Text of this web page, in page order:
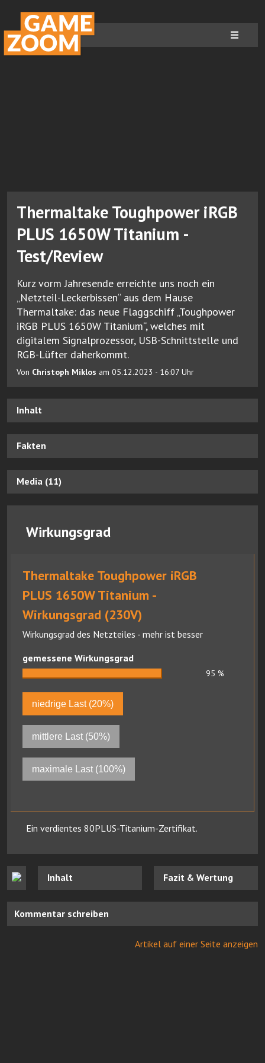
Thermaltake Toughpower iRGB
PLUS 1650W Titanium -
Test/Review
Kurz vorm Jahresende erreichte uns noch ein
„Netzteil-Leckerbissen“ aus dem Hause
Thermaltake: das neue Flaggschiff „Toughpower
iRGB PLUS 1650W Titanium“, welches mit
digitalem Signalprozessor, USB-Schnittstelle und
RGB-Lüfter daherkommt.
Von Christoph Miklos am 05.12.2023 - 16:07 Uhr
Inhalt
Fakten
Media (11)
Wirkungsgrad
Thermaltake Toughpower iRGB
PLUS 1650W Titanium -
Wirkungsgrad (230V)
Wirkungsgrad des Netzteiles - mehr ist besser
gemessene Wirkungsgrad
95 %
niedrige Last (20%)
mittlere Last (50%)
maximale Last (100%)
Ein verdientes 80PLUS-Titanium-Zertifikat.
Inhalt Fazit & Wertung
Kommentar schreiben
Artikel auf einer Seite anzeigen